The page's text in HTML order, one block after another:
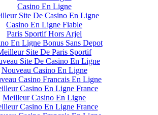
Casino En Ligne
Site De Casino En Ligne
Casino En Ligne Fiable
Paris Sportif Hors Arjel
En Ligne Bonus Sans Depot
Site De Paris Sportif
Site De Casino En Ligne
Nouveau Casino En Ligne
Casino Francais En Ligne
Casino En Ligne France
Meilleur Casino En Ligne
Casino En Ligne France